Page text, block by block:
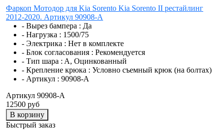
Фаркоп Мотодор для Kia Sorento Kia Sorento II рестайлинг
2012-2020. Артикул 90908-A
- Вырез бампера : Да
- Нагрузка : 1500/75
- Электрика : Нет в комплекте
- Блок согласования : Рекомендуется
- Тип шара : A, Оцинкованный
- Крепление крюка : Условно съемный крюк (на болтах)
- Артикул : 90908-A
Артикул 90908-A
12500 руб
В корзину
Быстрый заказ